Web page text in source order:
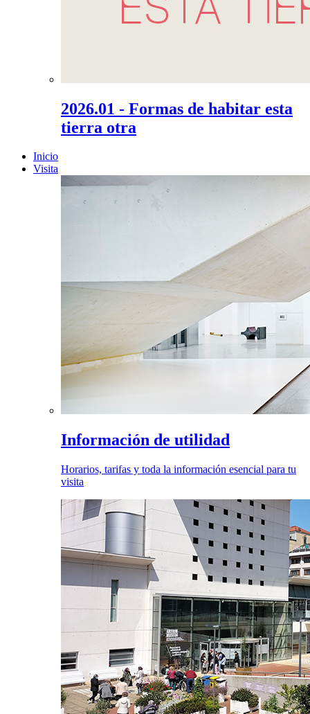
2026.01 - Formas de habitar esta
tierra otra
Inicio
Visita
Información de utilidad
Horarios, tarifas y toda la información esencial para tu
visita